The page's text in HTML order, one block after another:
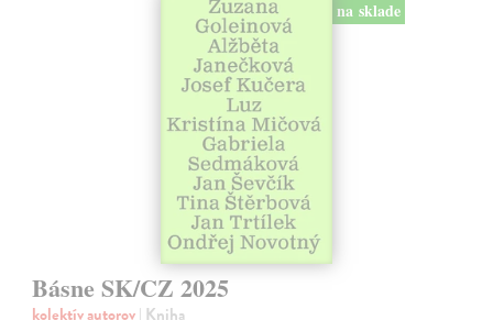
na sklade
Básne SK/CZ 2025
kolektív autorov| Kniha